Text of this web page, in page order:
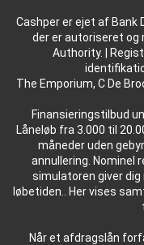
Cashper er ejet af
der er autoriseret og
Authority. |
The Emporium, C De
Finansieringstilbud
Låneløb fra 3.000 til
måneder uden
annullering. Nominel
simulatoren giver
løbetiden.. Her vises
Når et afdragslån